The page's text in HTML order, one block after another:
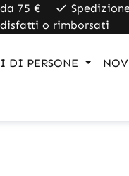
75 €
o rimborsati
DI PERSONE